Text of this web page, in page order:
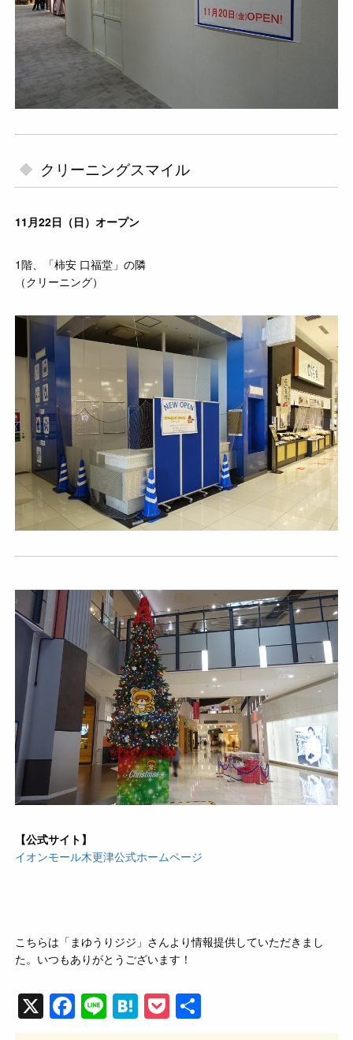
クリーニングスマイル
11月22日（日）オープン
1階、「柿安 口福堂」の隣
（クリーニング）
【公式サイト】
イオンモール木更津公式ホームページ
こちらは「まゆうりジジ」さんより情報提供していただきまし
た。いつもありがとうございます！
X F
a
Li
n
H
at
P
o 有